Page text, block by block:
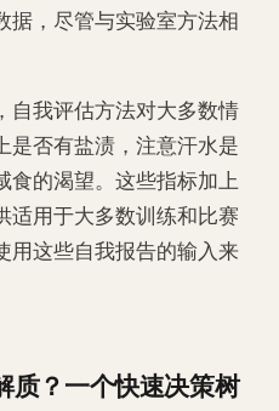
据，尽管与实验室方法相
自我评估方法对大多数情
是否有盐渍，注意汗水是
食的渴望。这些指标加上
适用于大多数训练和比赛
用这些自我报告的输入来
质？一个快速决策树